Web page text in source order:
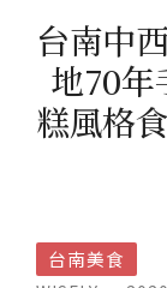
台南中
地70年
糕風格
台南美食